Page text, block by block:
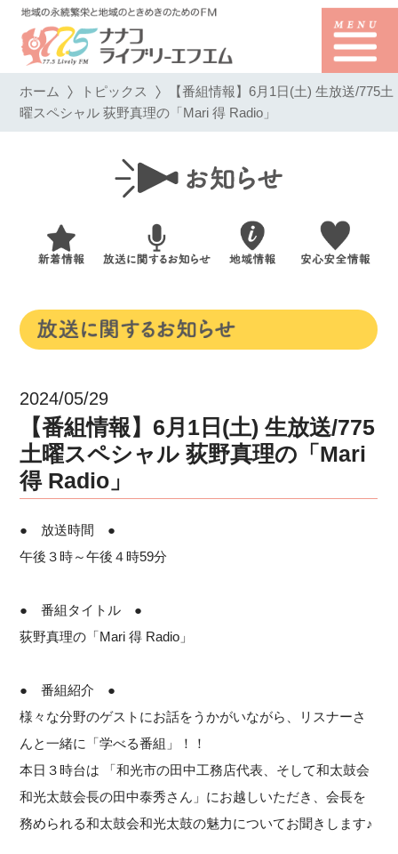
ホーム トピックス 【番組情報】6月1日(土) 生放送/775土
曜スペシャル 荻野真理の「Mari 得 Radio」
2024/05/29
【番組情報】6月1日(土) 生放送/775
土曜スペシャル 荻野真理の「Mari
得 Radio」
● 放送時間 ●
午後３時～午後４時59分
● 番組タイトル ●
荻野真理の「Mari 得 Radio」
● 番組紹介 ●
様々な分野のゲストにお話をうかがいながら、リスナーさ
んと一緒に「学べる番組」！！
本日３時台は 「和光市の田中工務店代表、そして和太鼓会
和光太鼓会長の田中泰秀さん」にお越しいただき、会長を
務められる和太鼓会和光太鼓の魅力についてお聞きします♪